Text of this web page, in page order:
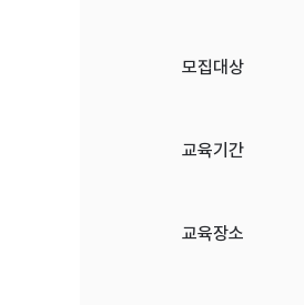
모집대상
교육기간
교육장소